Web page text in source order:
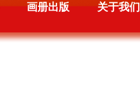
画册出版 关于我们